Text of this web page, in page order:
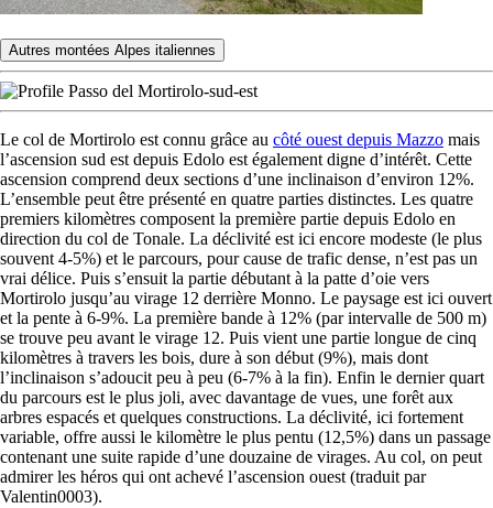
Autres montées Alpes italiennes
Le col de Mortirolo est connu grâce au côté ouest depuis Mazzo mais
l’ascension sud est depuis Edolo est également digne d’intérêt. Cette
ascension comprend deux sections d’une inclinaison d’environ 12%.
L’ensemble peut être présenté en quatre parties distinctes. Les quatre
premiers kilomètres composent la première partie depuis Edolo en
direction du col de Tonale. La déclivité est ici encore modeste (le plus
souvent 4-5%) et le parcours, pour cause de trafic dense, n’est pas un
vrai délice. Puis s’ensuit la partie débutant à la patte d’oie vers
Mortirolo jusqu’au virage 12 derrière Monno. Le paysage est ici ouvert
et la pente à 6-9%. La première bande à 12% (par intervalle de 500 m)
se trouve peu avant le virage 12. Puis vient une partie longue de cinq
kilomètres à travers les bois, dure à son début (9%), mais dont
l’inclinaison s’adoucit peu à peu (6-7% à la fin). Enfin le dernier quart
du parcours est le plus joli, avec davantage de vues, une forêt aux
arbres espacés et quelques constructions. La déclivité, ici fortement
variable, offre aussi le kilomètre le plus pentu (12,5%) dans un passage
contenant une suite rapide d’une douzaine de virages. Au col, on peut
admirer les héros qui ont achevé l’ascension ouest (traduit par
Valentin0003).